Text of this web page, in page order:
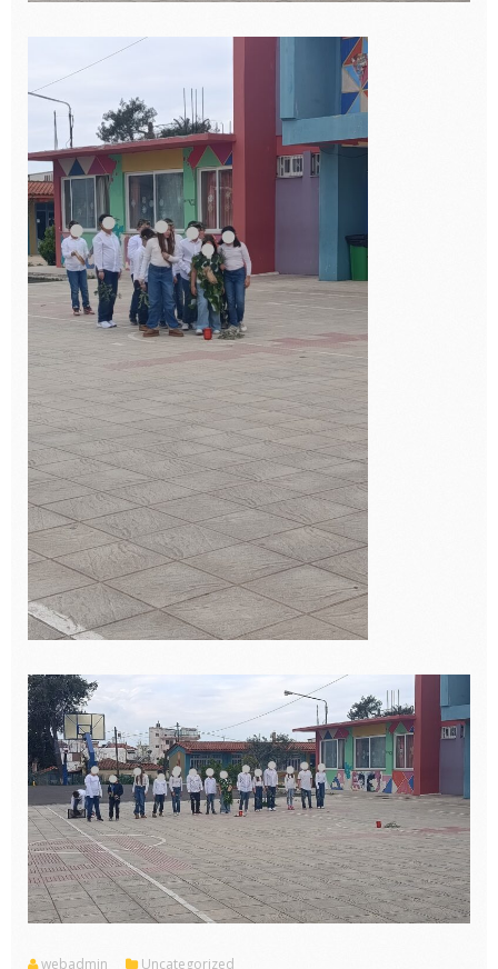
webadmin Uncategorized